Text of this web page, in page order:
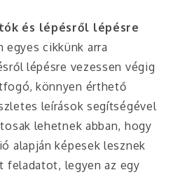
és lépésről lépésre
egyes cikkünk arra
lépésre vezessen végig
könnyen érthető
leírások segítségével
lehetnek abban, hogy
alapján képesek lesznek
feladatot, legyen az egy